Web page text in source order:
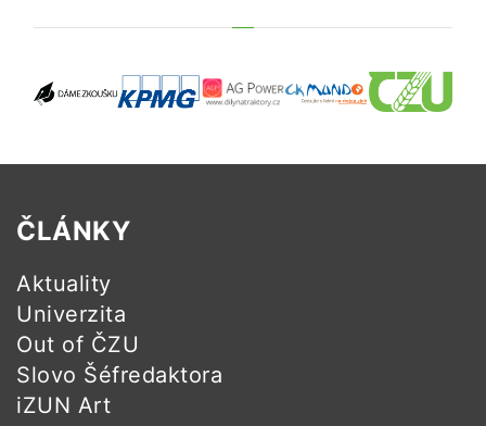
ČLÁNKY
Aktuality
Univerzita
Out of ČZU
Slovo Šéfredaktora
iZUN Art